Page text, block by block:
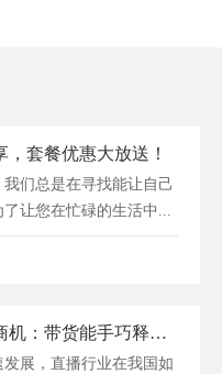
套餐优惠大放送！
们总是在寻找能让自己
让您在忙碌的生活中...
直播狂潮中的甜蜜商机：带货能手巧释点心诱惑
展，直播行业在我国如